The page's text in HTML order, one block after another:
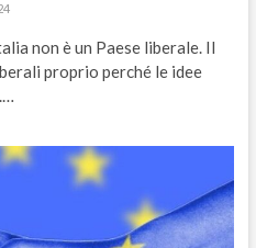
non è un Paese liberale. Il
proprio perché le idee